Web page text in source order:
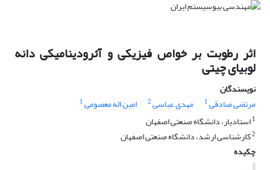
اثر رطوبت بر خواص فیزیکی و آئرودینامیکی دانه
لوبیای چیتی
نویسندگان
مرتضی صادقی1 مهدی عباسی2 امین اله معصومی1
1استادیار، دانشگاه صنعتی اصفهان
2کارشناسی ارشد، دانشگاه صنعتی اصفهان
چکیده